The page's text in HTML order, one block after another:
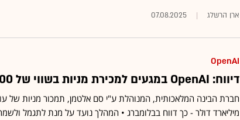
ארן הרשלג 07.08.2025
OpenAI
דיווח: OpenAI במגעים למכירת מניות בשווי של 500 מיליארד דולר
מיליארד דולר - כך דווח בבלומברג • המהלך נועד על מנת לתגמל